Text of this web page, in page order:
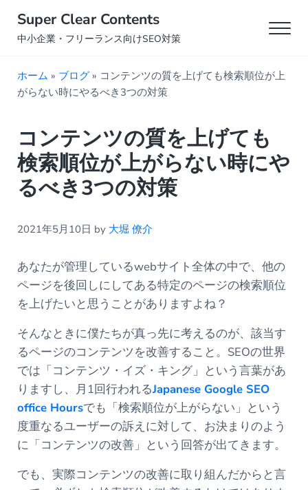
Super Clear Contents
中小企業・フリーランス向けSEO対策
ホーム » ブログ» コンテンツの質を上げても検索順位が上
がらない時にやるべき3つの対策
コンテンツの質を上げても
検索順位が上がらない時にや
るべき3つの対策
2021年5月10日 by 大堀 僚介
あなたが管理しているwebサイト全体の中で、他の
ページを後回しにしてある特定のページの検索順位
を上げたいと思うことがありますよね？
そんなときに僕たちが真っ先に考えるのが、該当す
るページのコンテンツを改善すること。SEOの世界
では「コンテンツ・イズ・キング」という言葉があ
りますし、月1回行われるJapanese Google SEO
office Hoursでも「検索順位が上がらない」という
度重なるユーザーの訴えに対して、お決まりのよう
に「コンテンツの改善」という回答が出てきます。
でも、実際コンテンツの改善に取り組んだからと言